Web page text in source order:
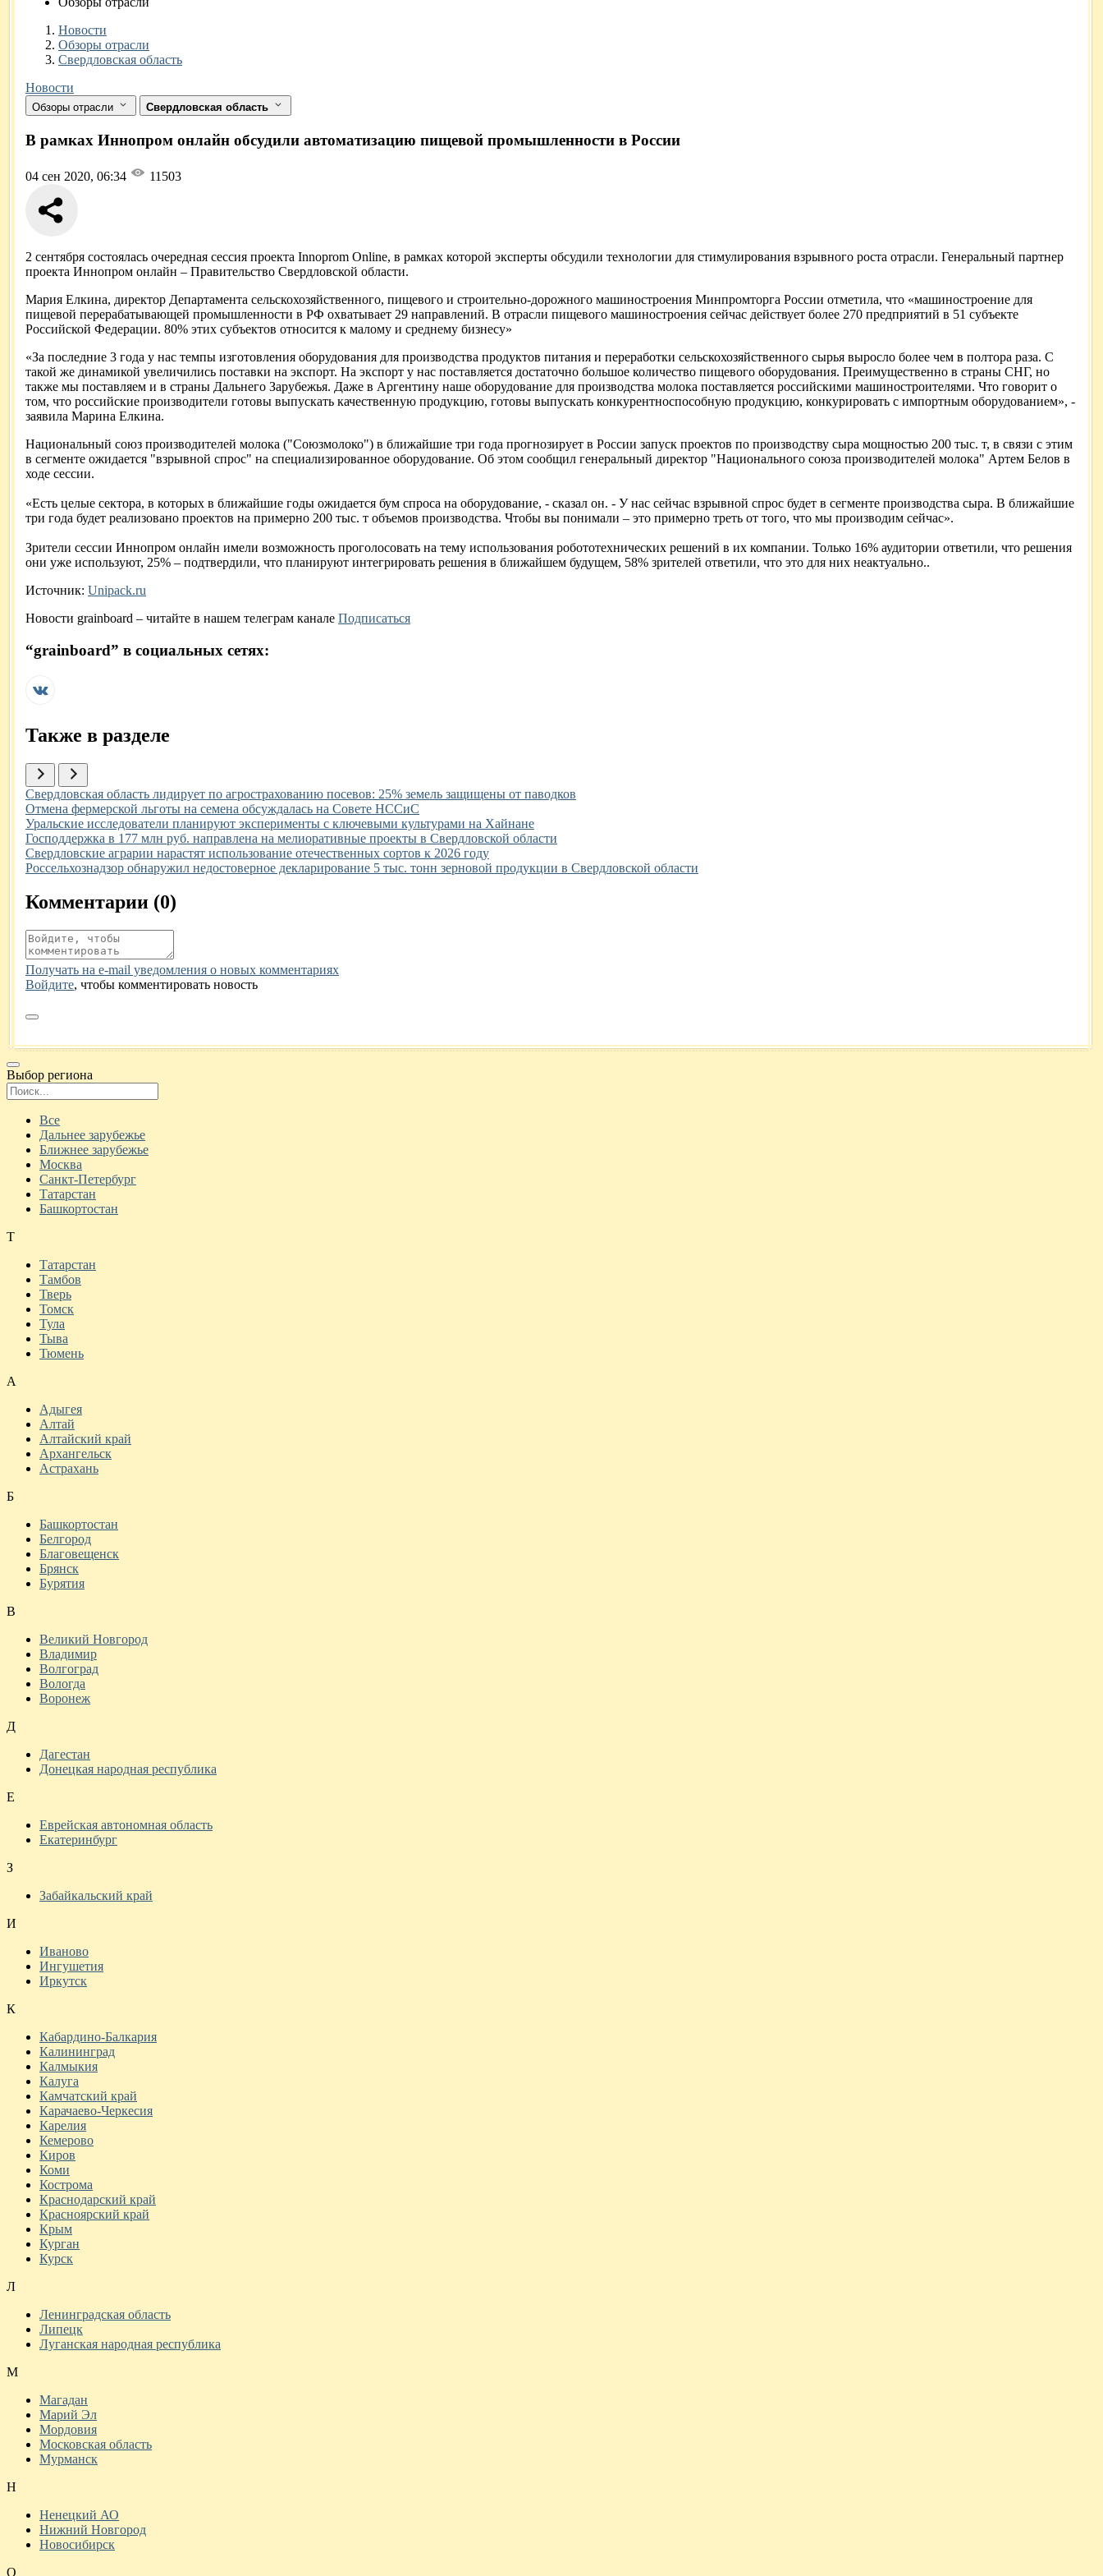
Новости
Разделы
Новости
Обзоры отрасли
Свердловская область
Новости
Обзоры отрасли Свердловская область
В рамках Иннопром онлайн обсудили автоматизацию пищевой промышленности в России
04 сен 2020, 06:34 11503
2 сентября состоялась очередная сессия проекта Innoprom Online, в рамках которой эксперты обсудили технологии для стимулирования взрывного роста отрасли. Генеральный партнер
проекта Иннопром онлайн – Правительство Свердловской области.
Мария Елкина, директор Департамента сельскохозяйственного, пищевого и строительно-дорожного машиностроения Минпромторга России отметила, что «машиностроение для
пищевой перерабатывающей промышленности в РФ охватывает 29 направлений. В отрасли пищевого машиностроения сейчас действует более 270 предприятий в 51 субъекте
Российской Федерации. 80% этих субъектов относится к малому и среднему бизнесу»
«За последние 3 года у нас темпы изготовления оборудования для производства продуктов питания и переработки сельскохозяйственного сырья выросло более чем в полтора раза. C
такой же динамикой увеличились поставки на экспорт. На экспорт у нас поставляется достаточно большое количество пищевого оборудования. Преимущественно в страны СНГ, но
также мы поставляем и в страны Дальнего Зарубежья. Даже в Аргентину наше оборудование для производства молока поставляется российскими машиностроителями. Что говорит о
том, что российские производители готовы выпускать качественную продукцию, готовы выпускать конкурентноспособную продукцию, конкурировать с импортным оборудованием», -
заявила Марина Елкина.
Национальный союз производителей молока ("Союзмолоко") в ближайшие три года прогнозирует в России запуск проектов по производству сыра мощностью 200 тыс. т, в связи с этим
в сегменте ожидается "взрывной спрос" на специализированное оборудование. Об этом сообщил генеральный директор "Национального союза производителей молока" Артем Белов в
ходе сессии.
«Есть целые сектора, в которых в ближайшие годы ожидается бум спроса на оборудование, - сказал он. - У нас сейчас взрывной спрос будет в сегменте производства сыра. В ближайшие
три года будет реализовано проектов на примерно 200 тыс. т объемов производства. Чтобы вы понимали – это примерно треть от того, что мы производим сейчас».
Зрители сессии Иннопром онлайн имели возможность проголосовать на тему использования робототехнических решений в их компании. Только 16% аудитории ответили, что решения
они уже используют, 25% – подтвердили, что планируют интегрировать решения в ближайшем будущем, 58% зрителей ответили, что это для них неактуально..
Источник: Unipack.ru
Новости grainboard – читайте в нашем телеграм канале Подписаться
“grainboard” в социальных сетях:
Также в разделе
Иллюстрация новости
Свердловская область лидирует по агрострахованию посевов: 25% земель защищены от паводков
Иллюстрация новости
Отмена фермерской льготы на семена обсуждалась на Совете НССиС
Иллюстрация новости
Уральские исследователи планируют эксперименты с ключевыми культурами на Хайнане
Иллюстрация новости
Господдержка в 177 млн руб. направлена на мелиоративные проекты в Свердловской области
Иллюстрация новости
Свердловские аграрии нарастят использование отечественных сортов к 2026 году
Иллюстрация новости
Россельхознадзор обнаружил недостоверное декларирование 5 тыс. тонн зерновой продукции в Свердловской области
Комментарии (0)
Получать на e‑mail уведомления о новых комментариях
Войдите, чтобы комментировать новость
Выбор региона
Все
Дальнее зарубежье
Ближнее зарубежье
Москва
Санкт-Петербург
Татарстан
Башкортостан
Т
Татарстан
Тамбов
Тверь
Томск
Тула
Тыва
Тюмень
А
Адыгея
Алтай
Алтайский край
Архангельск
Астрахань
Б
Башкортостан
Белгород
Благовещенск
Брянск
Бурятия
В
Великий Новгород
Владимир
Волгоград
Вологда
Воронеж
Д
Дагестан
Донецкая народная республика
Е
Еврейская автономная область
Екатеринбург
З
Забайкальский край
И
Иваново
Ингушетия
Иркутск
К
Кабардино-Балкария
Калининград
Калмыкия
Калуга
Камчатский край
Карачаево-Черкесия
Карелия
Кемерово
Киров
Коми
Кострома
Краснодарский край
Красноярский край
Крым
Курган
Курск
Л
Ленинградская область
Липецк
Луганская народная республика
М
Магадан
Марий Эл
Мордовия
Московская область
Мурманск
Н
Ненецкий АО
Нижний Новгород
Новосибирск
О